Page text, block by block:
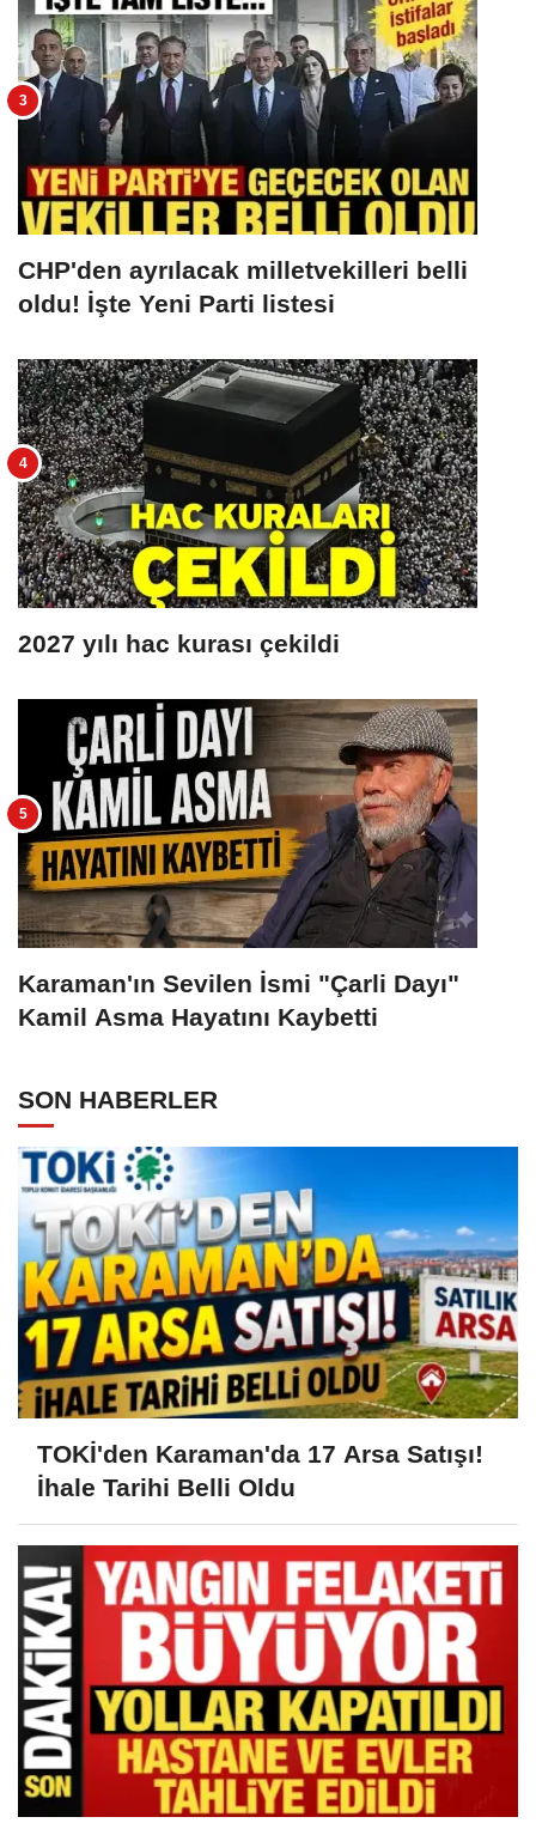
CHP'den ayrılacak milletvekilleri belli
oldu! İşte Yeni Parti listesi
2027 yılı hac kurası çekildi
Karaman'ın Sevilen İsmi "Çarli Dayı"
Kamil Asma Hayatını Kaybetti
SON HABERLER
TOKİ'den Karaman'da 17 Arsa Satışı!
İhale Tarihi Belli Oldu